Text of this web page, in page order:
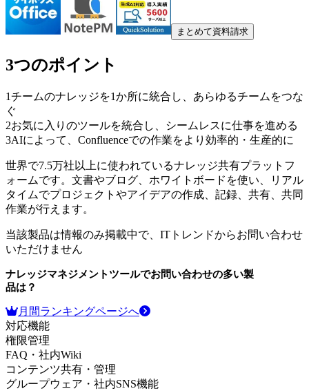
まとめて資料請求
3つのポイント
1チームのナレッジを1か所に統合し、あらゆるチームをつな
ぐ
2お気に入りのツールを統合し、シームレスに仕事を進める
3AIによって、Confluenceでの作業をより効率的・生産的に
世界で7.5万社以上に使われているナレッジ共有プラットフ
ォームです。文書やブログ、ホワイトボードを使い、リアル
タイムでプロジェクトやアイデアの作成、記録、共有、共同
作業が行えます。
当該製品は情報のみ掲載中で、ITトレンドからお問い合わせ
いただけません
ナレッジマネジメントツールでお問い合わせの多い製
品は？
月間ランキングページへ
対応機能
権限管理
FAQ・社内Wiki
コンテンツ共有・管理
グループウェア・社内SNS機能